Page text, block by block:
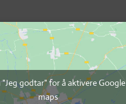
"Jeg godtar" for å aktivere Google
maps